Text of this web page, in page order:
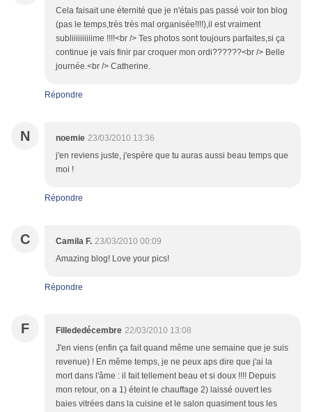
Cela faisait une éternité que je n'étais pas passé voir ton blog
(pas le temps,très très mal organisée!!!!),il est vraiment
subliiiiiiiiiime !!!!<br /> Tes photos sont toujours parfaites,si ça
continue je vais finir par croquer mon ordi??????<br /> Belle
journée.<br /> Catherine.
Répondre
N noemie 23/03/2010 13:36
j'en reviens juste, j'espère que tu auras aussi beau temps que
moi !
Répondre
C Camila F. 23/03/2010 00:09
Amazing blog! Love your pics!
Répondre
F Fillededécembre 22/03/2010 13:08
J'en viens (enfin ça fait quand même une semaine que je suis
revenue) ! En même temps, je ne peux aps dire que j'ai la
mort dans l'âme : il fait tellement beau et si doux !!!! Depuis
mon retour, on a 1) éteint le chauffage 2) laissé ouvert les
baies vitrées dans la cuisine et le salon quasiment tous les